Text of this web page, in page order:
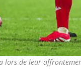
lors de leur